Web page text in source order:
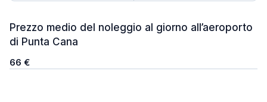
Prezzo medio del noleggio al giorno all’aeroporto
di Punta Cana
66 €